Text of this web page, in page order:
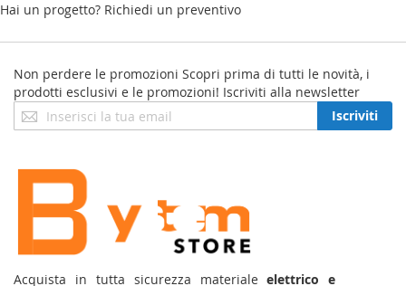
Hai un progetto? Richiedi un preventivo
Non perdere le promozioni Scopri prima di tutti le novità, i
prodotti esclusivi e le promozioni! Iscriviti alla newsletter
Iscriviti
alla
Iscriviti
Acquista in tutta sicurezza materialeelettrico e